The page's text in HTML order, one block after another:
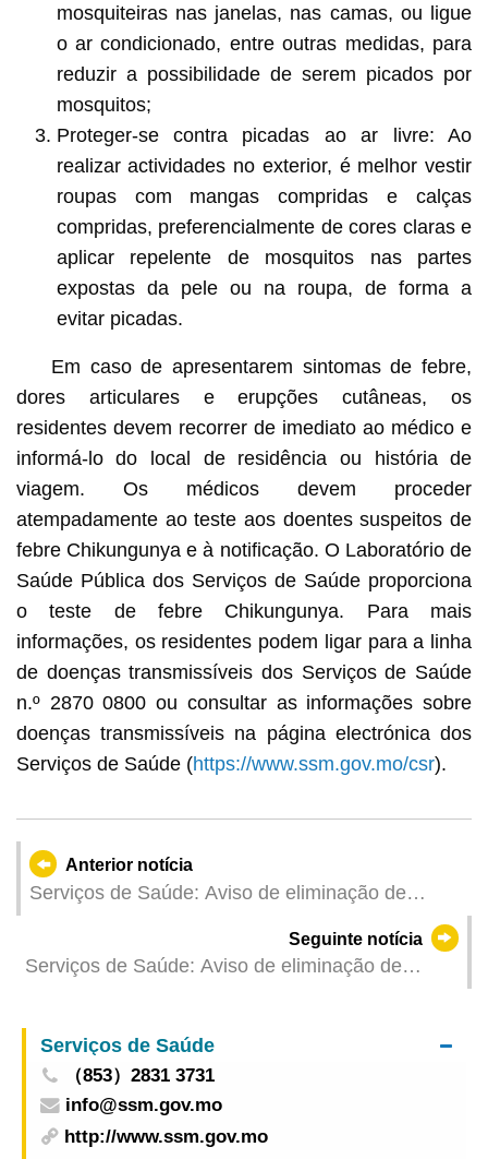
mosquiteiras nas janelas, nas camas, ou ligue
o ar condicionado, entre outras medidas, para
reduzir a possibilidade de serem picados por
mosquitos;
Proteger-se contra picadas ao ar livre: Ao
realizar actividades no exterior, é melhor vestir
roupas com mangas compridas e calças
compridas, preferencialmente de cores claras e
aplicar repelente de mosquitos nas partes
expostas da pele ou na roupa, de forma a
evitar picadas.
Em caso de apresentarem sintomas de febre,
dores articulares e erupções cutâneas, os
residentes devem recorrer de imediato ao médico e
informá-lo do local de residência ou história de
viagem. Os médicos devem proceder
atempadamente ao teste aos doentes suspeitos de
febre Chikungunya e à notificação. O Laboratório de
Saúde Pública dos Serviços de Saúde proporciona
o teste de febre Chikungunya. Para mais
informações, os residentes podem ligar para a linha
de doenças transmissíveis dos Serviços de Saúde
n.º 2870 0800 ou consultar as informações sobre
doenças transmissíveis na página electrónica dos
Serviços de Saúde (https://www.ssm.gov.mo/csr).
Anterior notícia
Serviços de Saúde: Aviso de eliminação de
Seguinte notícia
Serviços de Saúde: Aviso de eliminação de
Serviços de Saúde
（853）2831 3731
info@ssm.gov.mo
http://www.ssm.gov.mo